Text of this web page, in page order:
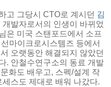
고 그당시 CTO로 계시던 김
발자로서의 인생이 바뀌었
은 미국 스탠포드에서 소프
마이크로시스템즈 등에서
오랫동안 해결되지 않았던
. 안철수연구소의 동료 개발
화도 배우고, 스펙/설계 작
스도 제대로 배워 나갔다.